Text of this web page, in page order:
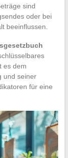
sind
oder bei
beeinflussen.
es dem
und seiner
für eine